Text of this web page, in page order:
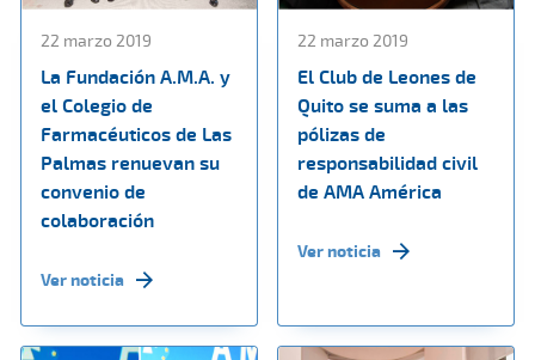
22 marzo 2019
La Fundación A.M.A. y
el Colegio de
Farmacéuticos de Las
Palmas renuevan su
convenio de
colaboración
Ver noticia
22 marzo 2019
El Club de Leones de
Quito se suma a las
pólizas de
responsabilidad civil
de AMA América
Ver noticia